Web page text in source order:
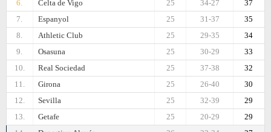
6.
Celta de Vigo 37
34-27
25
7.
Espanyol 35
31-37
25
8.
Athletic Club 34
29-35
25
9.
Osasuna 33
30-29
25
10.
Real Sociedad 32
37-38
25
11.
Girona 30
26-40
25
12.
Sevilla 29
32-39
25
13.
Getafe 29
20-29
25